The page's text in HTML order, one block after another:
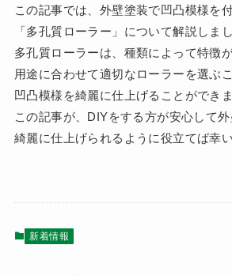
この記事では、外壁塗装で凹凸模様を
「多孔質ローラー」について解説しまし
多孔質ローラーは、種類によって特徴
用途に合わせて適切なローラーを選ぶ
凹凸模様を綺麗に仕上げることができま
この記事が、DIYをする方が安心して
綺麗に仕上げられるように役立てば幸い
新着情報